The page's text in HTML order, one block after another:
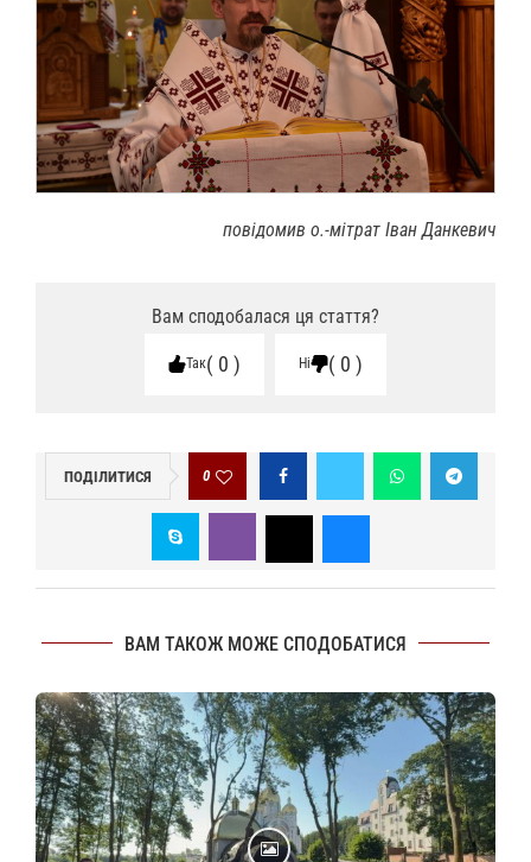
повідомив о.-мітрат Іван Данкевич
Вам сподобалася ця стаття?
Так 0 Ні 0
ПОДІЛИТИСЯ 0
ВАМ ТАКОЖ МОЖЕ СПОДОБАТИСЯ